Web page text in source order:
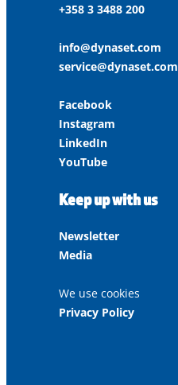
+358 3 3488 200
info@dynaset.com
service@dynaset.com
Facebook
Instagram
LinkedIn
YouTube
Keep up with us
Newsletter
Media
We use cookies
Privacy Policy